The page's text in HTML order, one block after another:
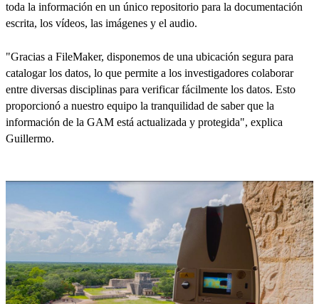
toda la información en un único repositorio para la documentación
escrita, los vídeos, las imágenes y el audio.
"Gracias a FileMaker, disponemos de una ubicación segura para
catalogar los datos, lo que permite a los investigadores colaborar
entre diversas disciplinas para verificar fácilmente los datos. Esto
proporcionó a nuestro equipo la tranquilidad de saber que la
información de la GAM está actualizada y protegida", explica
Guillermo.